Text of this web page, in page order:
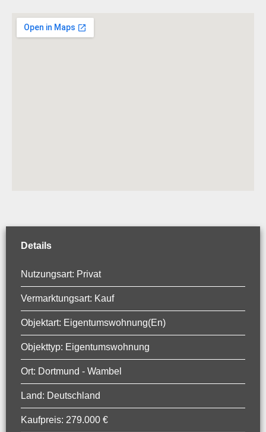
Details
Nutzungsart: Privat
Vermarktungsart: Kauf
Objektart: Eigentumswohnung(en)
Objekttyp: Eigentumswohnung
Ort: Dortmund - Wambel
Land: Deutschland
Kaufpreis: 279.000 €